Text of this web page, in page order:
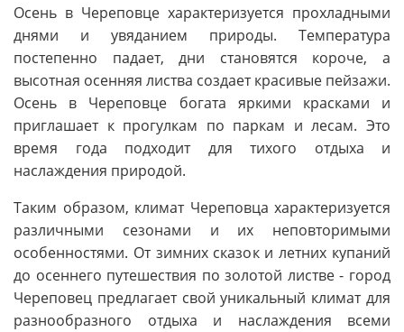
Осень в Череповце характеризуется прохладными
днями и увяданием природы. Температура
постепенно падает, дни становятся короче, а
высотная осенняя листва создает красивые пейзажи.
Осень в Череповце богата яркими красками и
приглашает к прогулкам по паркам и лесам. Это
время года подходит для тихого отдыха и
наслаждения природой.
Таким образом, климат Череповца характеризуется
различными сезонами и их неповторимыми
особенностями. От зимних сказок и летних купаний
до осеннего путешествия по золотой листве - город
Череповец предлагает свой уникальный климат для
разнообразного отдыха и наслаждения всеми